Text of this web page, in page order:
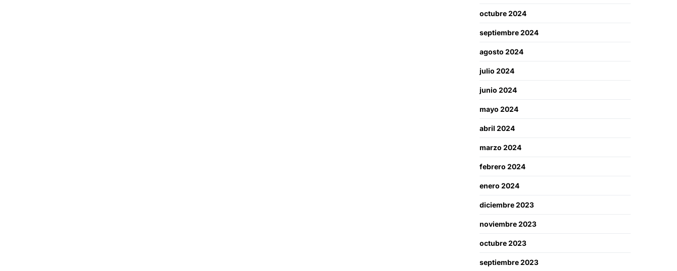
octubre 2024
septiembre 2024
agosto 2024
julio 2024
junio 2024
mayo 2024
abril 2024
marzo 2024
febrero 2024
enero 2024
diciembre 2023
noviembre 2023
octubre 2023
septiembre 2023